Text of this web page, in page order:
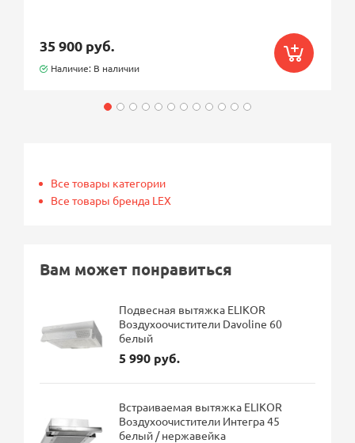
35 900 руб.
Наличие: В наличии
Все товары категории
Все товары бренда LEX
Вам может понравиться
Подвесная вытяжка ELIKOR
Воздухоочистители Davoline 60
белый
5 990 руб.
Встраиваемая вытяжка ELIKOR
Воздухоочистители Интегра 45
белый / нержавейка